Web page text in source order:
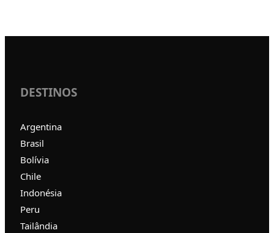
DESTINOS
Argentina
Brasil
Bolívia
Chile
Indonésia
Peru
Tailândia